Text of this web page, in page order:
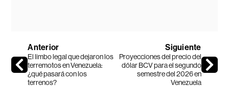
Anterior
El limbo legal que dejaron los
terremotos en Venezuela:
¿qué pasará con los
terrenos?
Siguiente
Proyecciones del precio del
dólar BCV para el segundo
semestre del 2026 en
Venezuela